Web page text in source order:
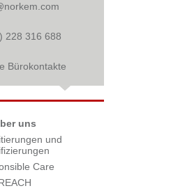
228 316 688
Bürokontakte
uns
und
Care